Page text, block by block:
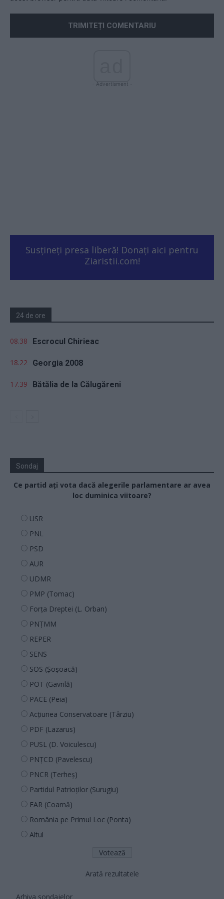
- Advertisment -
Susțineți presa liberă! Donați aici pentru
Ziaristii.com!
24 de ore
08.38 Escrocul Chirieac
18.22 Georgia 2008
17.39 Bătălia de la Călugăreni
Sondaj
Ce partid ați vota dacă alegerile parlamentare ar avea
loc duminica viitoare?
USR
PNL
PSD
AUR
UDMR
PMP (Tomac)
Forța Dreptei (L. Orban)
PNȚMM
REPER
SENS
SOS (Șoșoacă)
POT (Gavrilă)
PACE (Peia)
Acțiunea Conservatoare (Târziu)
PDF (Lazarus)
PUSL (D. Voiculescu)
PNȚCD (Pavelescu)
PNCR (Terheș)
Partidul Patrioților (Surugiu)
FAR (Coarnă)
România pe Primul Loc (Ponta)
Altul
Arată rezultatele
Arhiva sondajelor